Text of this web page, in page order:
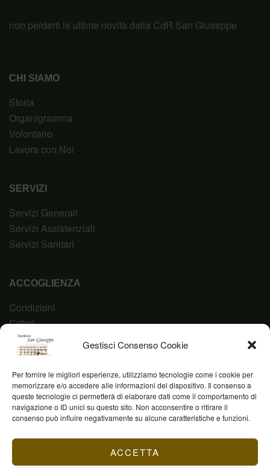
Gestisci Consenso Cookie
Per fornire le migliori esperienze, utilizziamo tecnologie come i cookie per
memorizzare e/o accedere alle informazioni del dispositivo. Il consenso a
queste tecnologie ci permetterà di elaborare dati come il comportamento di
navigazione o ID unici su questo sito. Non acconsentire o ritirare il
consenso può influire negativamente su alcune caratteristiche e funzioni.
ACCETTA
CHI SIAMO
Storia
Organigramma
Volontario
Lavora con Noi
SERVIZI
Servizi Generali
Servizi Assistenziali
Servizi Sanitari
ACCOGLIENZA
Condizioni
Criteri
Domanda
Codice Etico
non perderti le ultime novità dalla CdR San Giuseppe
Fond. Casa San Giuseppe ETS © 2023 | P.IVA